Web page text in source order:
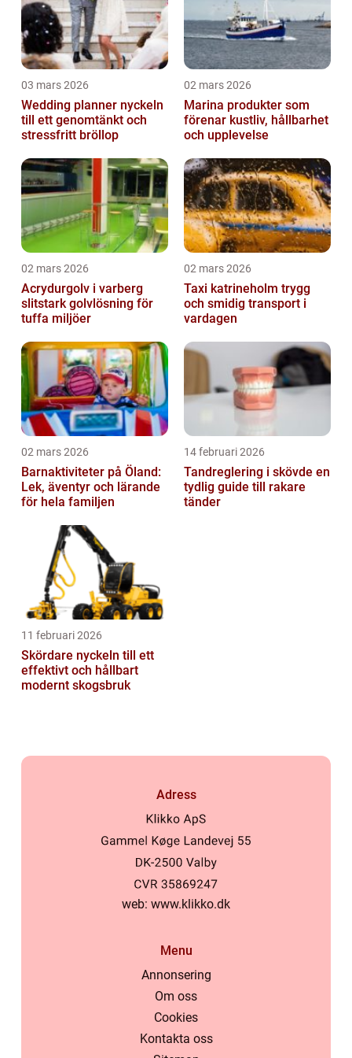
03 mars 2026
Wedding planner nyckeln
till ett genomtänkt och
stressfritt bröllop
02 mars 2026
Marina produkter som
förenar kustliv, hållbarhet
och upplevelse
02 mars 2026
Acrydurgolv i varberg
slitstark golvlösning för
tuffa miljöer
02 mars 2026
Taxi katrineholm trygg
och smidig transport i
vardagen
02 mars 2026
Barnaktiviteter på Öland:
Lek, äventyr och lärande
för hela familjen
14 februari 2026
Tandreglering i skövde en
tydlig guide till rakare
tänder
11 februari 2026
Skördare nyckeln till ett
effektivt och hållbart
modernt skogsbruk
Adress
web: www.klikko.dk
Menu
Annonsering
Om oss
Cookies
Kontakta oss